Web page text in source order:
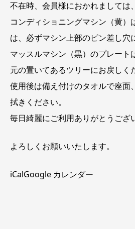
不在時、会員様におかれましては、
コンディショニングマシン（黄）
は、必ずマシン上部のピン差し穴
マッスルマシン（黒）のプレート
元の置いてあるツリーにお戻しく
使用後は備え付けのタオルで座面
拭きください。
毎日綺麗にご利用ありがとうござ
よろしくお願いいたします。
iCalGoogle カレンダー